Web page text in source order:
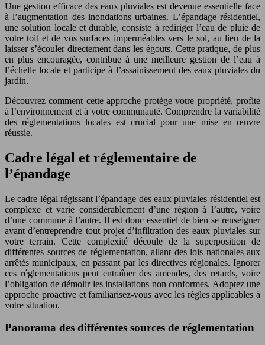
Une gestion efficace des eaux pluviales est devenue essentielle face
à l’augmentation des inondations urbaines. L’épandage résidentiel,
une solution locale et durable, consiste à rediriger l’eau de pluie de
votre toit et de vos surfaces imperméables vers le sol, au lieu de la
laisser s’écouler directement dans les égouts. Cette pratique, de plus
en plus encouragée, contribue à une meilleure gestion de l’eau à
l’échelle locale et participe à l’assainissement des eaux pluviales du
jardin.
Découvrez comment cette approche protège votre propriété, profite
à l’environnement et à votre communauté. Comprendre la variabilité
des réglementations locales est crucial pour une mise en œuvre
réussie.
Cadre légal et réglementaire de
l’épandage
Le cadre légal régissant l’épandage des eaux pluviales résidentiel est
complexe et varie considérablement d’une région à l’autre, voire
d’une commune à l’autre. Il est donc essentiel de bien se renseigner
avant d’entreprendre tout projet d’infiltration des eaux pluviales sur
votre terrain. Cette complexité découle de la superposition de
différentes sources de réglementation, allant des lois nationales aux
arrêtés municipaux, en passant par les directives régionales. Ignorer
ces réglementations peut entraîner des amendes, des retards, voire
l’obligation de démolir les installations non conformes. Adoptez une
approche proactive et familiarisez-vous avec les règles applicables à
votre situation.
Panorama des différentes sources de réglementation